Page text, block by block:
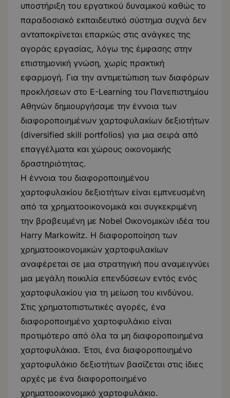
υποστήριξη του εργατικού δυναμικού καθώς το
παραδοσιακό εκπαιδευτικό σύστημα συχνά δεν
ανταποκρίνεται επαρκώς στις ανάγκες της
αγοράς εργασίας, λόγω της έμφασης στην
επιστημονική γνώση, χωρίς πρακτική
εφαρμογή. Για την αντιμετώπιση των διαφόρων
προκλήσεων στο E-Learning του Πανεπιστημίου
Αθηνών δημιουργήσαμε την έννοια των
διαφοροποιημένων χαρτοφυλακίων δεξιοτήτων
(diversified skill portfolios) για μια σειρά από
επαγγέλματα και χώρους οικονομικής
δραστηριότητας.
Η έννοια του διαφοροποιημένου
χαρτοφυλακίου δεξιοτήτων είναι εμπνευσμένη
από τα χρηματοοικονομικά και συγκεκριμένη
την βραβευμένη με Nobel Οικονομικών ιδέα του
Harry Markowitz. Η διαφοροποίηση των
χρηματοοικονομικών χαρτοφυλακίων
αναφέρεται σε μια στρατηγική που αναμειγνύει
μια μεγάλη ποικιλία επενδύσεων εντός ενός
χαρτοφυλακίου για τη μείωση του κινδύνου.
Στις χρηματοπιστωτικές αγορές, ένα
διαφοροποιημένο χαρτοφυλάκιο είναι
προτιμότερο από όλα τα μη διαφοροποιημένα
χαρτοφυλάκια. Έτσι, ένα διαφοροποιημένο
χαρτοφυλάκιο δεξιοτήτων βασίζεται στις ίδιες
αρχές με ένα διαφοροποιημένο
χρηματοοικονομικό χαρτοφυλάκιο.